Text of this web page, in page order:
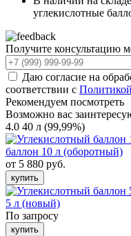
углекислотные
Получите консультацию
Даю согласие на
соответствии с
Рекомендуем посмотреть
Возможно вас
4.0 40 л (99,99%)
баллон 10 л (оборотный)
от 5 880 руб.
купить
5 л (новый)
По запросу
купить